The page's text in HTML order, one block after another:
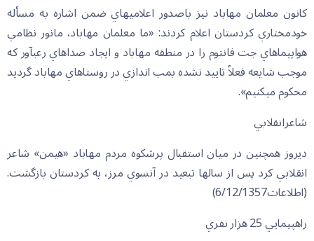
كانون معلمان مهاباد نيز باصدور اعلاميه‏اي ضمن اشاره به مسأله
خودمختاري كردستان اعلام كردند: «ما معلمان مهاباد، مانور نظامي
هواپيماهاي جت فانتوم را در منطقه مهاباد و ايجاد صداهاي رعب‏آور كه
موجب شايعه فعلاً تاييد نشده بمب اندازي در روستاهاي مهاباد گرديد
محكوم مي‏كنيم».
شاعرانقلابي
ديروز همچنين در ميان استقبال پرشكوه مردم مهاباد «هيمن» شاعر
انقلابي كرد پس از سالها تبعيد در آنسوي مرز، به كردستان بازگشت.
(اطلاعات6/12/1357)
راهپيمايي 25 هزار نفري